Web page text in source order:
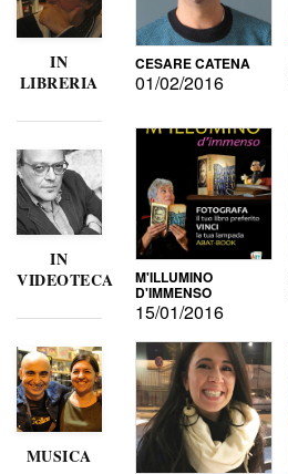
IN
LIBRERIA
IN
VIDEOTECA
MUSICA
CESARE CATENA
01/02/2016
M'ILLUMINO
D'IMMENSO
15/01/2016